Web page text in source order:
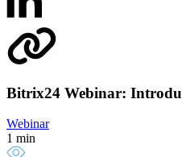
Bitrix24 Webinar:
Webinar
1 min